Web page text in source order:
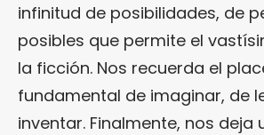
infinitud de posibilidades, de
posibles que permite el
la ficción. Nos recuerda el
fundamental de imaginar, de
inventar. Finalmente, nos deja